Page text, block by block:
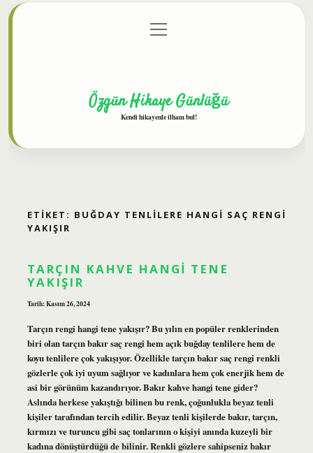
Gizlilik Politikası
menüyü
aç
Özgün Hikaye Günlüğü
Kendi hikayenle ilham bul!
ETIKET: BUĞDAY TENLILERE HANGI SAÇ RENGI
YAKIŞIR
TARÇIN KAHVE HANGI TENE
YAKIŞIR
Tarih: Kasım 26, 2024
Tarçın rengi hangi tene yakışır? Bu yılın en popüler renklerinden
biri olan tarçın bakır saç rengi hem açık buğday tenlilere hem de
koyu tenlilere çok yakışıyor. Özellikle tarçın bakır saç rengi renkli
gözlerle çok iyi uyum sağlıyor ve kadınlara hem çok enerjik hem de
asi bir görünüm kazandırıyor. Bakır kahve hangi tene gider?
Aslında herkese yakıştığı bilinen bu renk, çoğunlukla beyaz tenli
kişiler tarafından tercih edilir. Beyaz tenli kişilerde bakır, tarçın,
kırmızı ve turuncu gibi saç tonlarının o kişiyi anında kuzeyli bir
kadına dönüştürdüğü de bilinir. Renkli gözlere sahipseniz bakır